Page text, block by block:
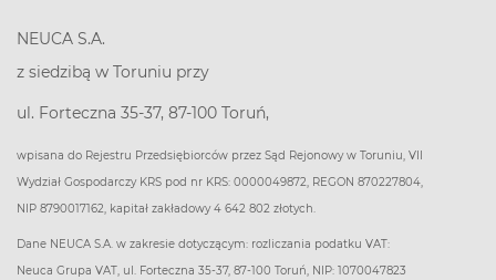
NEUCA S.A.
z siedzibą w Toruniu przy
ul. Forteczna 35-37, 87-100 Toruń,
wpisana do Rejestru Przedsiębiorców przez Sąd Rejonowy w Toruniu, VII
Wydział Gospodarczy KRS pod nr KRS: 0000049872, REGON 870227804,
NIP 8790017162, kapitał zakładowy 4 642 802 złotych.
Dane NEUCA S.A. w zakresie dotyczącym: rozliczania podatku VAT:
Neuca Grupa VAT, ul. Forteczna 35-37, 87-100 Toruń, NIP: 1070047823